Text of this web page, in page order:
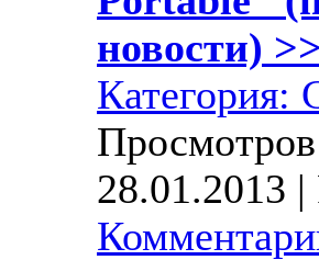
новости)
Категория:
28.01.2013 |